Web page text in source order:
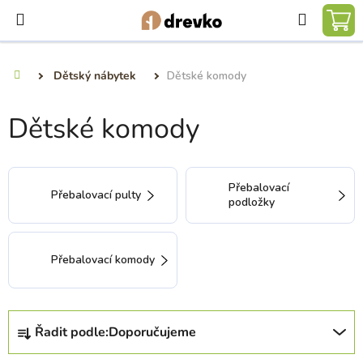
obsah
Hledat
Dětský nábytek Dětské komody
Dětské komody
Přebalovací pulty
Přebalovací
podložky
Přebalovací komody
Ř
Řadit podle:Doporučujeme